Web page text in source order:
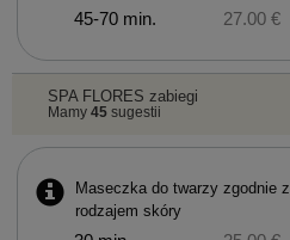
45-70 min. 27.00 €
SPA FLORES zabiegi
Mamy 45sugestii
Maseczka do twarzy zgodnie z
rodzajem skóry